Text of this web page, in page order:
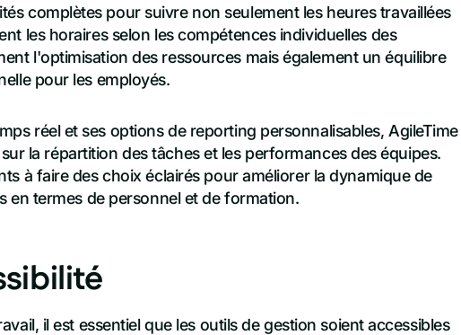
complètes pour suivre non seulement les heures travaillées
les horaires selon les compétences individuelles des
l'optimisation des ressources mais également un équilibre
pour les employés.
réel et ses options de reporting personnalisables, AgileTime
la répartition des tâches et les performances des équipes.
à faire des choix éclairés pour améliorer la dynamique de
en termes de personnel et de formation.
il est essentiel que les outils de gestion soient accessibles